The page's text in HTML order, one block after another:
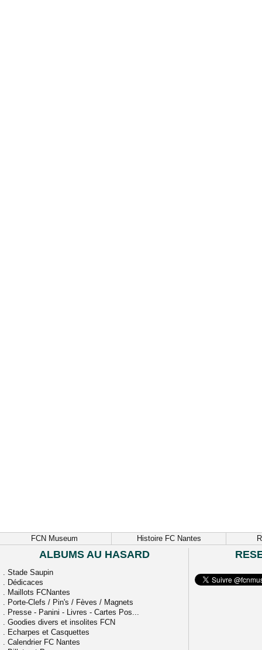
FCN Museum Histoire FC Nantes
ALBUMS AU HASARD
. Stade Saupin
. Dédicaces
. Maillots FCNantes
. Porte-Clefs / Pin's / Fèves / Magnets
. Presse - Panini - Livres - Cartes Pos...
. Goodies divers et insolites FCN
. Echarpes et Casquettes
. Calendrier FC Nantes